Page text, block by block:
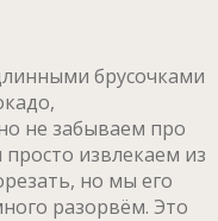
брусочками
не забываем про
извлекаем из
но мы его
разорвём. Это